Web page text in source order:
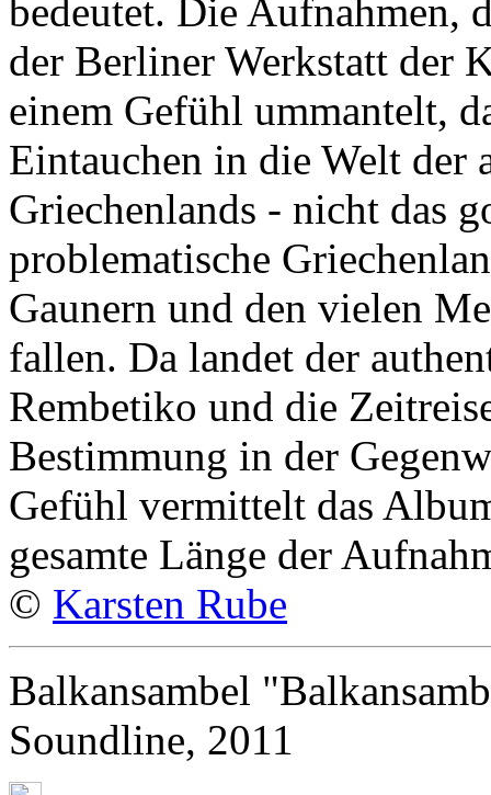
bedeutet. Die
der Berliner Werkstatt der
einem Gefühl ummantelt,
Eintauchen in die Welt der
Griechenlands - nicht das
problematische
Gaunern und den vielen
fallen. Da landet der
Rembetiko und die
Bestimmung in der
Gefühl vermittelt das
gesamte Länge der
© Karsten Rube
Balkansambel
Soundline, 2011